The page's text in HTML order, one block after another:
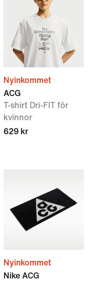
Nyinkommet
ACG
T-shirt Dri-FIT för
kvinnor
629 kr
Nyinkommet
Nike ACG